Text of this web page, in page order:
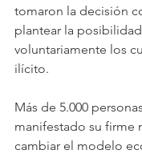
tomaron la decisión
plantear la
voluntariamente los
ilícito.
Más de 5.000
manifestado su firme
cambiar el modelo